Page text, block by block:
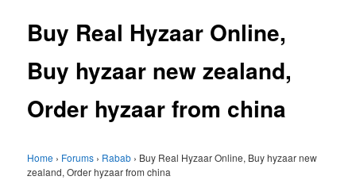
Buy Real Hyzaar Online,
Buy hyzaar new zealand,
Order hyzaar from china
Home › Forums › Rabab › Buy Real Hyzaar Online, Buy hyzaar new
zealand, Order hyzaar from china